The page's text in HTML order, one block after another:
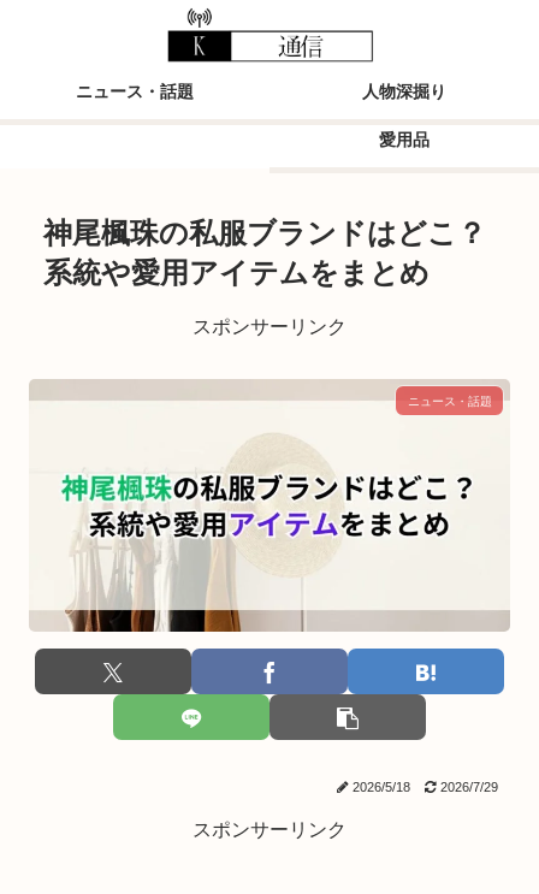
ニュース・話題 人物深掘り
愛用品
神尾楓珠の私服ブランドはどこ？
系統や愛用アイテムをまとめ
スポンサーリンク
ニュース・話題
2026/5/18 2026/7/29
スポンサーリンク